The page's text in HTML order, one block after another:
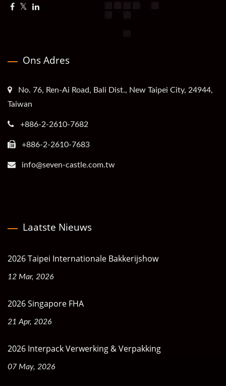
Ons Adres
No. 76, Ren-Ai Road, Bali Dist., New Taipei City, 24944,
Taiwan
+886-2-2610-7682
+886-2-2610-7683
info@seven-castle.com.tw
Laatste Nieuws
2026 Taipei Internationale Bakkerijshow
12 Mar, 2026
2026 Singapore FHA
21 Apr, 2026
2026 Interpack Verwerking & Verpakking
07 May, 2026